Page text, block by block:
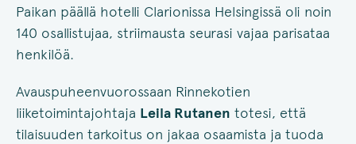
Paikan päällä hotelli Clarionissa Helsingissä oli noin
140 osallistujaa, striimausta seurasi vajaa parisataa
henkilöä.
Avauspuheenvuorossaan Rinnekotien
liiketoimintajohtaja Leila Rutanen totesi, että
tilaisuuden tarkoitus on jakaa osaamista ja tuoda